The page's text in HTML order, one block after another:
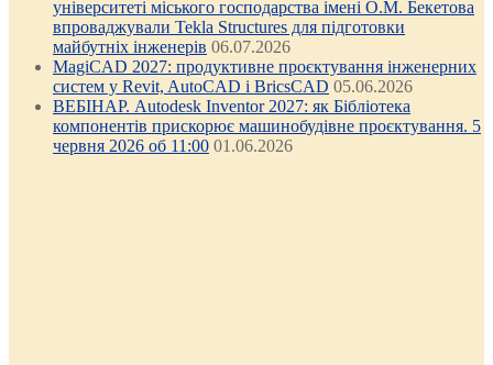
університеті міського господарства імені О.М. Бекетова
впроваджували Tekla Structures для підготовки
майбутніх інженерів 06.07.2026
MagiCAD 2027: продуктивне проєктування інженерних
систем у Revit, AutoCAD і BricsCAD 05.06.2026
ВЕБІНАР. Autodesk Inventor 2027: як Бібліотека
компонентів прискорює машинобудівне проєктування. 5
червня 2026 об 11:00 01.06.2026